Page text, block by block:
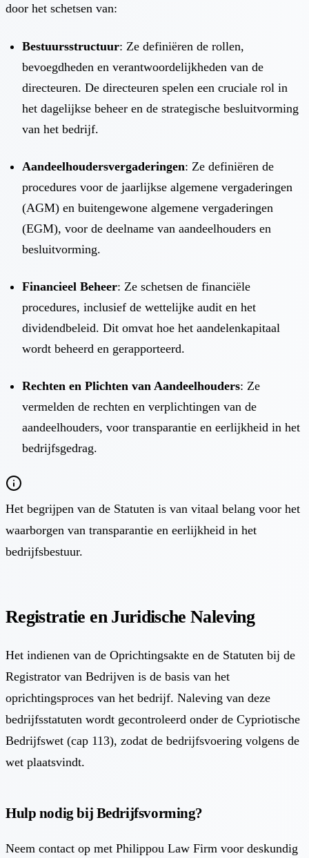
door het schetsen van:
Bestuursstructuur: Ze definiëren de rollen,
bevoegdheden en verantwoordelijkheden van de
directeuren. De directeuren spelen een cruciale rol in
het dagelijkse beheer en de strategische besluitvorming
van het bedrijf.
Aandeelhoudersvergaderingen: Ze definiëren de
procedures voor de jaarlijkse algemene vergaderingen
(AGM) en buitengewone algemene vergaderingen
(EGM), voor de deelname van aandeelhouders en
besluitvorming.
Financieel Beheer: Ze schetsen de financiële
procedures, inclusief de wettelijke audit en het
dividendbeleid. Dit omvat hoe het aandelenkapitaal
wordt beheerd en gerapporteerd.
Rechten en Plichten van Aandeelhouders: Ze
vermelden de rechten en verplichtingen van de
aandeelhouders, voor transparantie en eerlijkheid in het
bedrijfsgedrag.
Het begrijpen van de Statuten is van vitaal belang voor het
waarborgen van transparantie en eerlijkheid in het
bedrijfsbestuur.
Registratie en Juridische Naleving
Het indienen van de Oprichtingsakte en de Statuten bij de
Registrator van Bedrijven is de basis van het
oprichtingsproces van het bedrijf. Naleving van deze
bedrijfsstatuten wordt gecontroleerd onder de Cypriotische
Bedrijfswet (cap 113), zodat de bedrijfsvoering volgens de
wet plaatsvindt.
Hulp nodig bij Bedrijfsvorming?
Neem contact op met Philippou Law Firm voor deskundig